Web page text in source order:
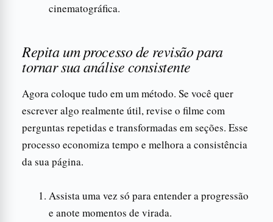
cinematográfica.
Repita um processo de revisão para
tornar sua análise consistente
Agora coloque tudo em um método. Se você quer
escrever algo realmente útil, revise o filme com
perguntas repetidas e transformadas em seções. Esse
processo economiza tempo e melhora a consistência
da sua página.
Assista uma vez só para entender a progressão
e anote momentos de virada.